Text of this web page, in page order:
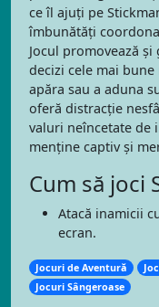
ce îl ajuți pe
îmbunătăți
Jocul promovează
decizi cele mai
apăra sau a aduna
oferă distracție
valuri neîncetate de
menține captiv și
Cum să joci
Atacă inamicii
ecran.
Jocuri de Aventură
Jocuri Sângeroase